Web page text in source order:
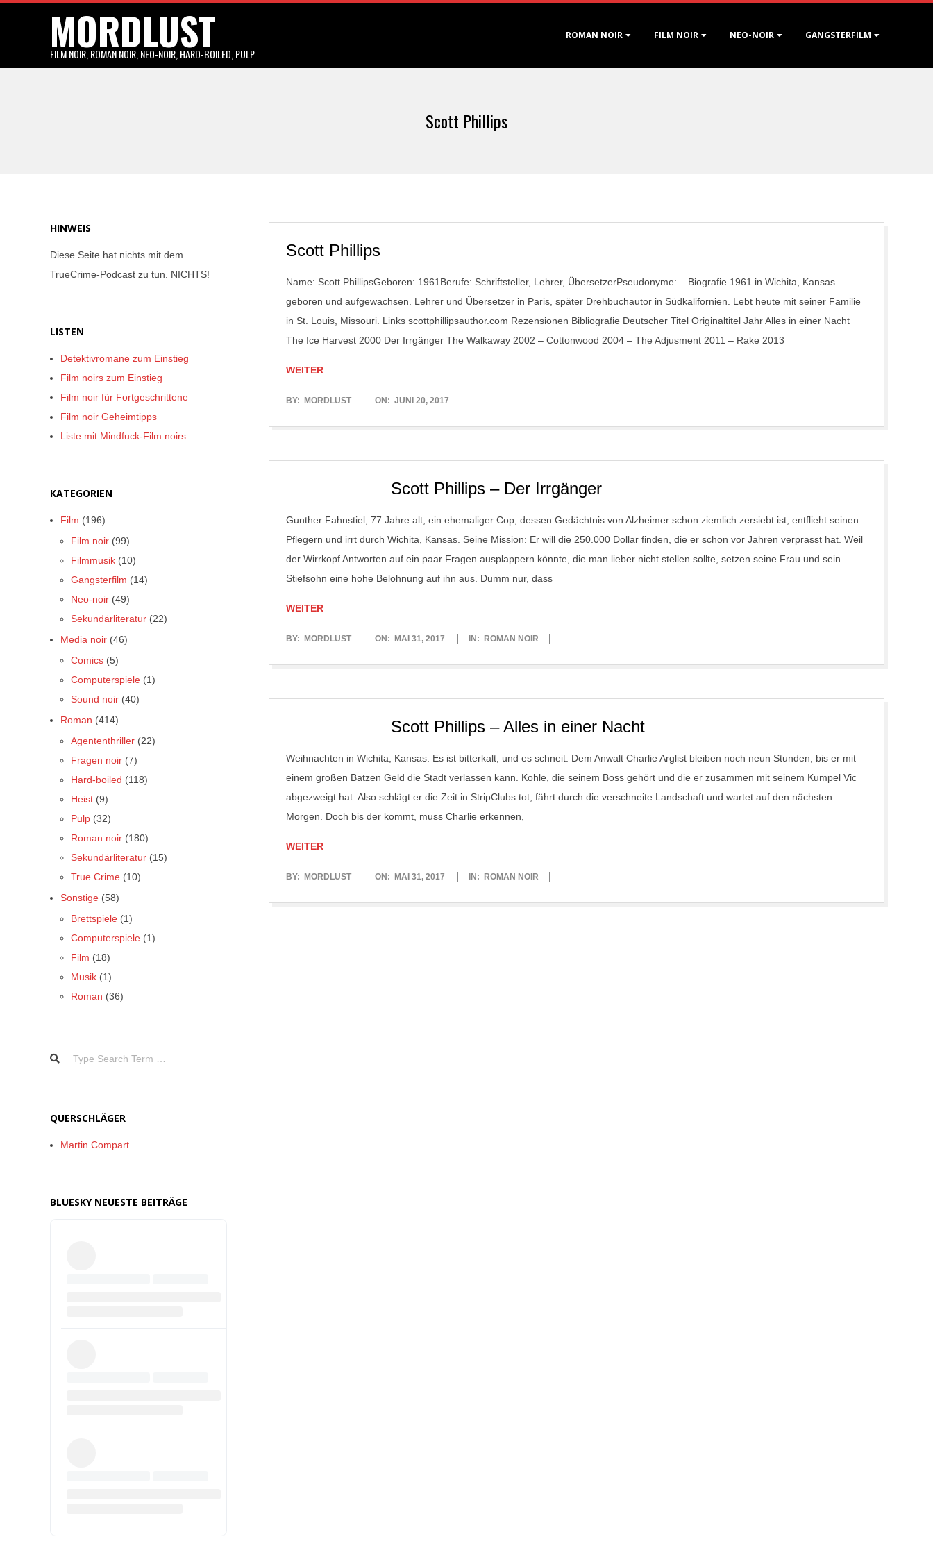
MORDLUST
FILM NOIR, ROMAN NOIR, NEO-NOIR, HARD-BOILED, PULP
ROMAN NOIR FILM NOIR NEO-NOIR GANGSTERFILM
Scott Phillips
Scott Phillips
Name: Scott PhillipsGeboren: 1961Berufe: Schriftsteller, Lehrer, ÜbersetzerPseudonyme: – Biografie 1961 in Wichita, Kansas
geboren und aufgewachsen. Lehrer und Übersetzer in Paris, später Drehbuchautor in Südkalifornien. Lebt heute mit seiner Familie
in St. Louis, Missouri. Links scottphillipsauthor.com Rezensionen Bibliografie Deutscher Titel Originaltitel Jahr Alles in einer Nacht
The Ice Harvest 2000 Der Irrgänger The Walkaway 2002 – Cottonwood 2004 – The Adjusment 2011 – Rake 2013
WEITER
2017-
BY: MORDLUST ON: JUNI 20, 2017
Scott Phillips – Der Irrgänger
Gunther Fahnstiel, 77 Jahre alt, ein ehemaliger Cop, dessen Gedächtnis von Alzheimer schon ziemlich zersiebt ist, entflieht seinen
Pflegern und irrt durch Wichita, Kansas. Seine Mission: Er will die 250.000 Dollar finden, die er schon vor Jahren verprasst hat. Weil
der Wirrkopf Antworten auf ein paar Fragen ausplappern könnte, die man lieber nicht stellen sollte, setzen seine Frau und sein
Stiefsohn eine hohe Belohnung auf ihn aus. Dumm nur, dass
WEITER
2017-
BY: MORDLUST ON: MAI 31, 2017 IN: ROMAN NOIR
Scott Phillips – Alles in einer Nacht
Weihnachten in Wichita, Kansas: Es ist bitterkalt, und es schneit. Dem Anwalt Charlie Arglist bleiben noch neun Stunden, bis er mit
einem großen Batzen Geld die Stadt verlassen kann. Kohle, die seinem Boss gehört und die er zusammen mit seinem Kumpel Vic
abgezweigt hat. Also schlägt er die Zeit in StripClubs tot, fährt durch die verschneite Landschaft und wartet auf den nächsten
Morgen. Doch bis der kommt, muss Charlie erkennen,
WEITER
2017-
BY: MORDLUST ON: MAI 31, 2017 IN: ROMAN NOIR
HINWEIS
Diese Seite hat nichts mit dem
TrueCrime-Podcast zu tun. NICHTS!
LISTEN
Detektivromane zum Einstieg
Film noirs zum Einstieg
Film noir für Fortgeschrittene
Film noir Geheimtipps
Liste mit Mindfuck-Film noirs
KATEGORIEN
Film (196)
Film noir (99)
Filmmusik (10)
Gangsterfilm (14)
Neo-noir (49)
Sekundärliteratur (22)
Media noir (46)
Comics (5)
Computerspiele (1)
Sound noir (40)
Roman (414)
Agententhriller (22)
Fragen noir (7)
Hard-boiled (118)
Heist (9)
Pulp (32)
Roman noir (180)
Sekundärliteratur (15)
True Crime (10)
Sonstige (58)
Brettspiele (1)
Computerspiele (1)
Film (18)
Musik (1)
Roman (36)
Search
QUERSCHLÄGER
Martin Compart
BLUESKY NEUESTE BEITRÄGE